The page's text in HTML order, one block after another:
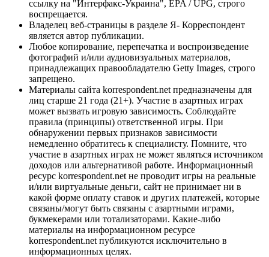
ссылку на "Интерфакс-Украина", EPA / UPG, строго
воспрещается.
Владелец веб-страницы в разделе Я- Корреспондент
является автор публикации.
Любое копирование, перепечатка и воспроизведение
фотографий и/или аудиовизуальных материалов,
принадлежащих правообладателю Getty Images, строго
запрещено.
Материалы сайта korrespondent.net предназначены для
лиц старше 21 года (21+). Участие в азартных играх
может вызвать игровую зависимость. Соблюдайте
правила (принципы) ответственной игры. При
обнаружении первых признаков зависимости
немедленно обратитесь к специалисту. Помните, что
участие в азартных играх не может являться источником
доходов или альтернативой работе. Информационный
ресурс korrespondent.net не проводит игры на реальные
и/или виртуальные деньги, сайт не принимает ни в
какой форме оплату ставок и других платежей, которые
связаны/могут быть связаны с азартными играми,
букмекерами или тотализаторами. Какие-либо
материалы на информационном ресурсе
korrespondent.net публикуются исключительно в
информационных целях.